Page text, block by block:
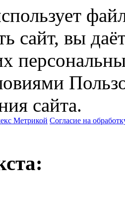
сайт, вы
сайта.
Метрикой Согласие на